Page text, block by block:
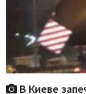
В Киеве